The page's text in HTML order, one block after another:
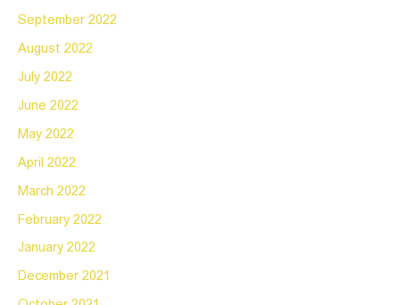
September 2022
August 2022
July 2022
June 2022
May 2022
April 2022
March 2022
February 2022
January 2022
December 2021